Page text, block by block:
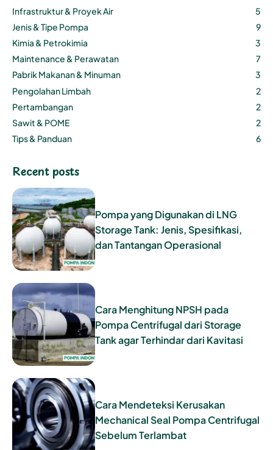
Infrastruktur & Proyek Air
5
Jenis & Tipe Pompa
9
Kimia & Petrokimia
3
Maintenance & Perawatan
7
Pabrik Makanan & Minuman
3
Pengolahan Limbah
2
Pertambangan
2
Sawit & POME
2
Tips & Panduan
6
Recent posts
Pompa yang Digunakan di LNG
Storage Tank: Jenis, Spesifikasi,
dan Tantangan Operasional
Cara Menghitung NPSH pada
Pompa Centrifugal dari Storage
Tank agar Terhindar dari Kavitasi
Cara Mendeteksi Kerusakan
Mechanical Seal Pompa Centrifugal
Sebelum Terlambat